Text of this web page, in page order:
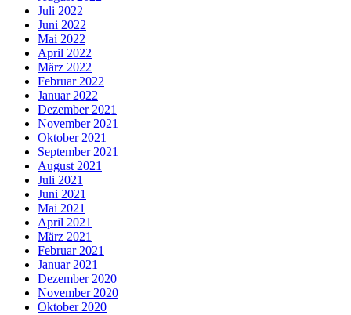
Juli 2022
Juni 2022
Mai 2022
April 2022
März 2022
Februar 2022
Januar 2022
Dezember 2021
November 2021
Oktober 2021
September 2021
August 2021
Juli 2021
Juni 2021
Mai 2021
April 2021
März 2021
Februar 2021
Januar 2021
Dezember 2020
November 2020
Oktober 2020